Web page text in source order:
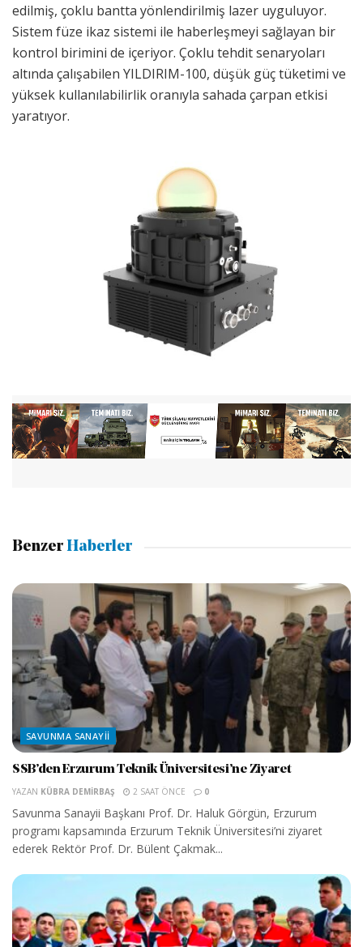
edilmiş, çoklu bantta yönlendirilmiş lazer uyguluyor.
Sistem füze ikaz sistemi ile haberleşmeyi sağlayan bir
kontrol birimini de içeriyor. Çoklu tehdit senaryoları
altında çalışabilen YILDIRIM-100, düşük güç tüketimi ve
yüksek kullanılabilirlik oranıyla sahada çarpan etkisi
yaratıyor.
Benzer Haberler
SAVUNMA SANAYII
SSB’den Erzurum Teknik Üniversitesi’ne Ziyaret
YAZAN KÜBRA DEMIRBAŞ 2 SAAT ÖNCE 0
Savunma Sanayii Başkanı Prof. Dr. Haluk Görgün, Erzurum
programı kapsamında Erzurum Teknik Üniversitesi’ni ziyaret
ederek Rektör Prof. Dr. Bülent Çakmak...